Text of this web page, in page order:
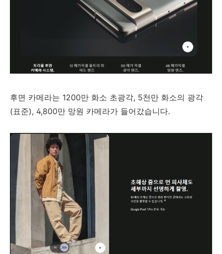
후면 카메라는 1200만 화소 초광각, 5천만 화소의 광각
(표준), 4,800만 망원 카메라가 들어갔습니다.